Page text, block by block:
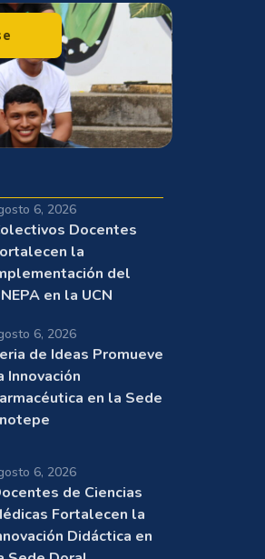
6, 2026
Docentes
la
del
en la UCN
6, 2026
de Ideas Promueve
Innovación
en la Sede
6, 2026
de Ciencias
Fortalecen la
Didáctica en